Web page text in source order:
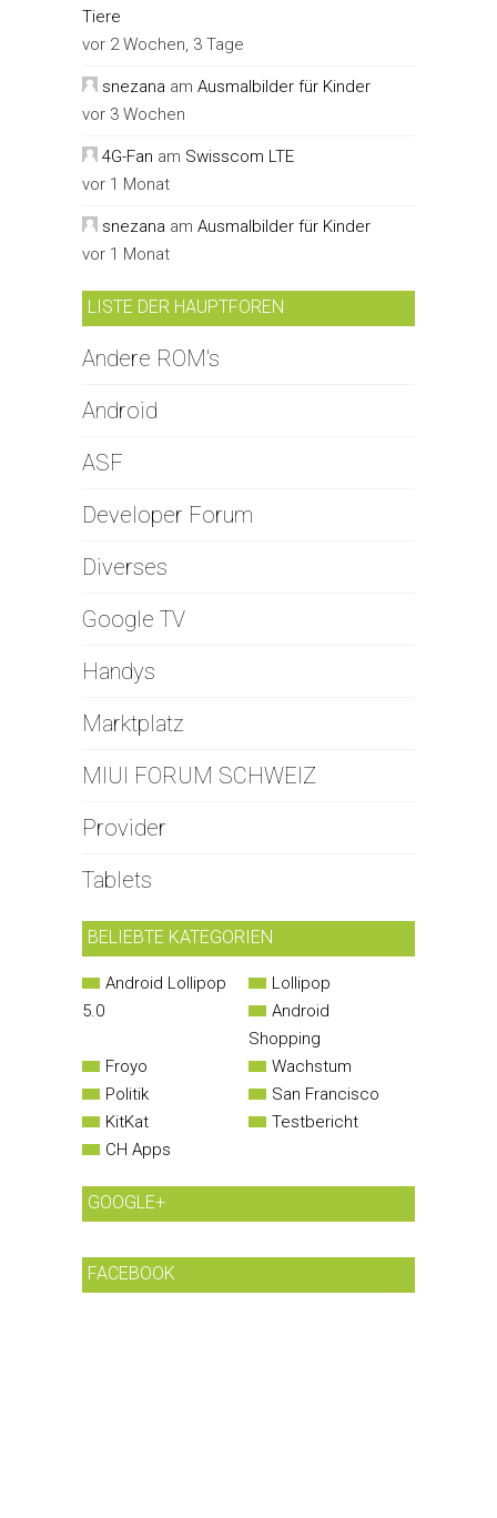
Tiere
vor 2 Wochen, 3 Tage
snezana am Ausmalbilder für Kinder
vor 3 Wochen
4G-Fan am Swisscom LTE
vor 1 Monat
snezana am Ausmalbilder für Kinder
vor 1 Monat
LISTE DER HAUPTFOREN
Andere ROM's
Android
ASF
Developer Forum
Diverses
Google TV
Handys
Marktplatz
MIUI FORUM SCHWEIZ
Provider
Tablets
BELIEBTE KATEGORIEN
Android Lollipop
5.0
Lollipop
Android
Shopping
Froyo
Wachstum
Politik
San Francisco
KitKat
Testbericht
CH Apps
GOOGLE+
FACEBOOK